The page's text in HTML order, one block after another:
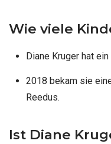
Wie viele
Diane Kruger hat ein
2018 bekam sie
Reedus.
Ist Diane